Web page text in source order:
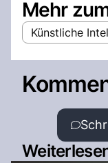
Mehr
Künstliche